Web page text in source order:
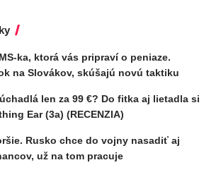
ka, ktorá vás pripraví o peniaze.
na Slovákov, skúšajú novú taktiku
len za 99 €? Do fitka aj lietadla si
Ear (3a) (RECENZIA)
Rusko chce do vojny nasadiť aj
už na tom pracuje